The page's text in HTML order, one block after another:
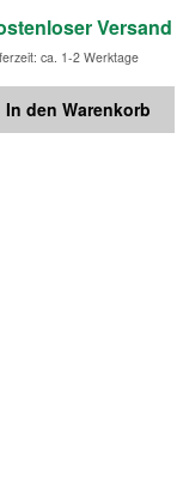
Versand
ca. 1-2 Werktage
In den Warenkorb